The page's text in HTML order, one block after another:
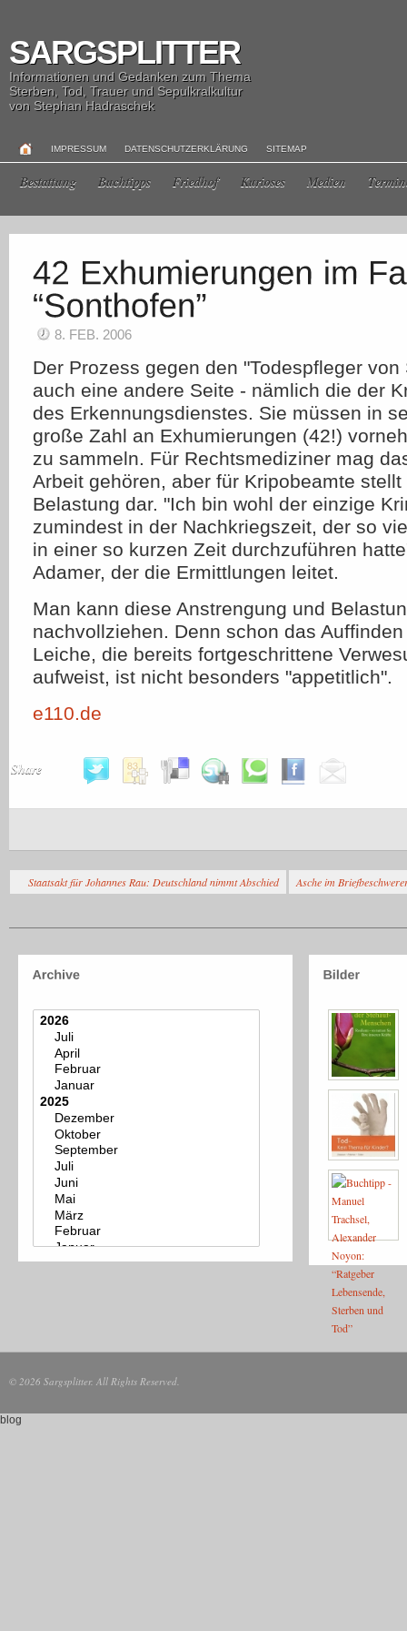
SARGSPLITTER
Informationen und Gedanken zum Thema
Sterben, Tod, Trauer und Sepulkralkultur
von Stephan Hadraschek
IMPRESSUM DATENSCHUTZERKLÄRUNG SITEMAP
Bestattung Buchtipps Friedhof Kurioses Medien
8. FEB. 2006
Der Prozess gegen den "Todespfleger von
auch eine andere Seite - nämlich die der
des Erkennungsdienstes. Sie müssen in
große Zahl an Exhumierungen (42!)
zu sammeln. Für Rechtsmediziner mag
Arbeit gehören, aber für Kripobeamte
Belastung dar. "Ich bin wohl der einzige
zumindest in der Nachkriegszeit, der so
in einer so kurzen Zeit durchzuführen
Adamer, der die Ermittlungen leitet.
Man kann diese Anstrengung und
nachvollziehen. Denn schon das
Leiche, die bereits fortgeschrittene
aufweist, ist nicht besonders "appetitlich".
e110.de
Share
Staatsakt für Johannes Rau: Deutschland nimmt Abschied Asche im
© 2026 Sargsplitter. All Rights Reserved.
blog